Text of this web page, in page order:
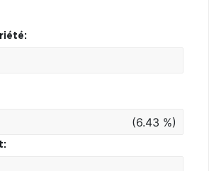
(6.43 %)